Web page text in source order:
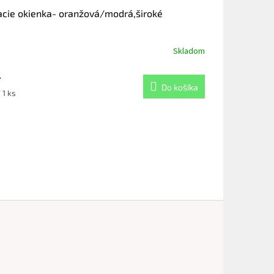
okienka- oranžová/modrá,široké
Skladom
ks
Do košíka